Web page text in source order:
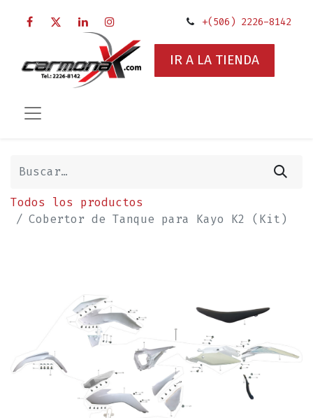
+(506) 2226-8142
IR A LA TIENDA
Todos los productos
Cobertor de Tanque para Kayo K2 (Kit)